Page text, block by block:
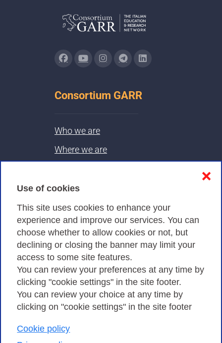
Use of cookies
This site uses cookies to enhance your
experience and improve our services. You can
choose whether to allow cookies or not, but
declining or closing the banner may limit your
access to some site features.
You can review your preferences at any time by
clicking "cookie settings" in the site footer.
You can review your choice at any time by
clicking on "cookie settings" in the site footer
Cookie policy
❌
Consortium GARR
Who we are
Where we are
Privacy
Privacy Policy
Cookies Policy
Amministrazione trasparente
Consortium GARR - Via dei Tizii, 6 - 00185 Rome